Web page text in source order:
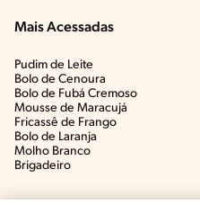
Mais Acessadas
Pudim de Leite
Bolo de Cenoura
Bolo de Fubá Cremoso
Mousse de Maracujá
Fricassê de Frango
Bolo de Laranja
Molho Branco
Brigadeiro